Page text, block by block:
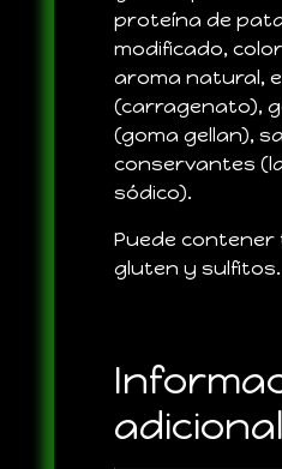
proteína de
modificado,
aroma natural,
(carragenato),
(goma gellan),
conservantes
sódico).
Puede contener
gluten y sulfitos.
adicional